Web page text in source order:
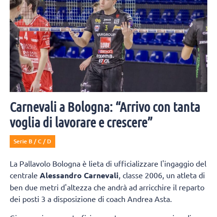
Carnevali a Bologna: “Arrivo con tanta
voglia di lavorare e crescere”
Serie B / C / D
La Pallavolo Bologna è lieta di ufficializzare l'ingaggio del
centrale Alessandro Carnevali, classe 2006, un atleta di
ben due metri d'altezza che andrà ad arricchire il reparto
dei posti 3 a disposizione di coach Andrea Asta.